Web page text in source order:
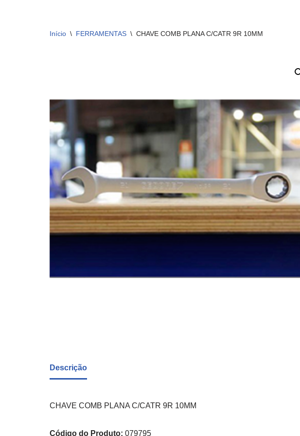
Início \ FERRAMENTAS \ CHAVE COMB PLANA C/CATR 9R 10MM
Descrição
CHAVE COMB PLANA C/CATR 9R 10MM
Código do Produto: 079795